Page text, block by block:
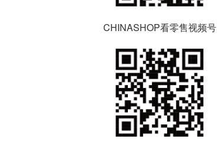
CHINASHOP看零售视频号